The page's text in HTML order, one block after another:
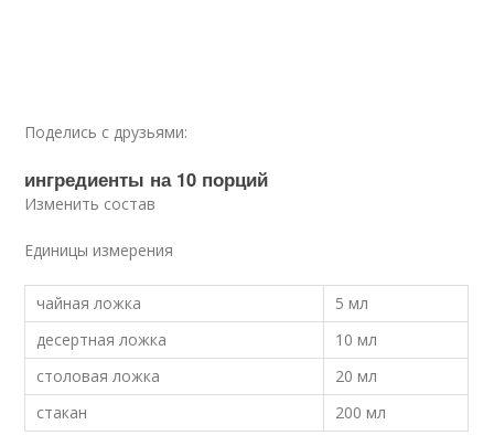
Поделись с друзьями:
ингредиенты на 10 порций
Изменить состав
Единицы измерения
чайная ложка
5 мл
десертная ложка
10 мл
столовая ложка
20 мл
стакан
200 мл